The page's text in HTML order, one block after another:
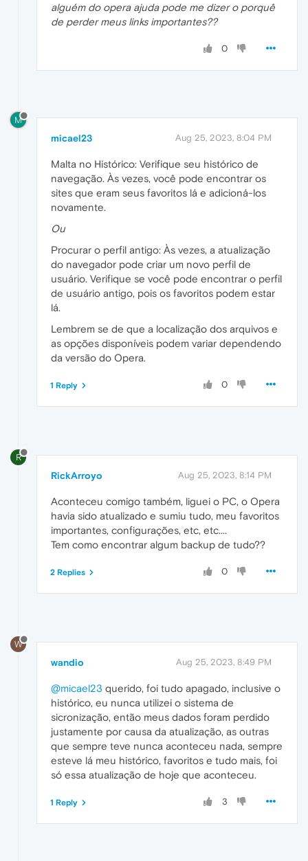
alguém do opera ajuda pode me dizer o porquê
de perder meus links importantes??
0
M
micael23 Aug 25, 2023, 8:04 PM
Malta no Histórico: Verifique seu histórico de
navegação. Às vezes, você pode encontrar os
sites que eram seus favoritos lá e adicioná-los
novamente.
Ou
Procurar o perfil antigo: Às vezes, a atualização
do navegador pode criar um novo perfil de
usuário. Verifique se você pode encontrar o perfil
de usuário antigo, pois os favoritos podem estar
lá.
Lembrem se de que a localização dos arquivos e
as opções disponíveis podem variar dependendo
da versão do Opera.
0
1 Reply
R
RickArroyo Aug 25, 2023, 8:14 PM
Aconteceu comigo também, liguei o PC, o Opera
havia sido atualizado e sumiu tudo, meu favoritos
importantes, configurações, etc, etc....
Tem como encontrar algum backup de tudo??
0
2 Replies
W
wandio Aug 25, 2023, 8:49 PM
@micael23 querido, foi tudo apagado, inclusive o
histórico, eu nunca utilizei o sistema de
sicronização, então meus dados foram perdido
justamente por causa da atualização, as outras
que sempre teve nunca aconteceu nada, sempre
esteve lá meu histórico, favoritos e tudo mais, foi
só essa atualização de hoje que aconteceu.
3
1 Reply